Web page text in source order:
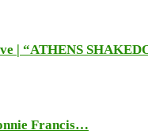
| “ATHENS
Francis…